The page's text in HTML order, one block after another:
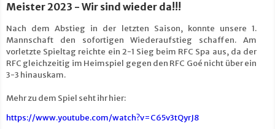
Meister 2023 - Wir sind wieder da!!!
Nach dem Abstieg in der letzten Saison, konnte unsere 1.
Mannschaft den sofortigen Wiederaufstieg schaffen. Am
vorletzte Spieltag reichte ein 2-1 Sieg beim RFC Spa aus, da der
RFC gleichzeitig im Heimspiel gegen den RFC Goé nicht über ein
3-3 hinauskam.
Mehr zu dem Spiel seht ihr hier:
https://www.youtube.com/watch?v=C65v3tQyrJ8